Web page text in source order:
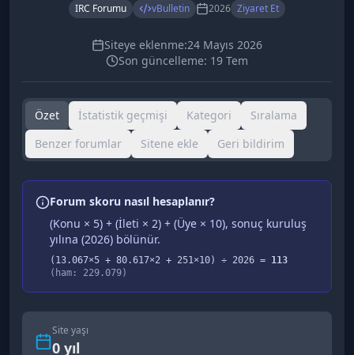
IRC Forumu vBulletin 2026 Ziyaret Et
Siteye eklenme:24 Mayıs 2026
Son güncelleme: 19 Tem
Özet İstatistik geçmişi Kategori
Sıralama
Benzer forumlar
Sitene ekle Geri bildirim
Forum skoru nasıl hesaplanır?
(Konu × 5) + (İleti × 2) + (Üye × 10), sonuç kuruluş
yılına (2026) bölünür.
( 13.067×5 + 80.617×2 + 251×10) ÷ 2026 = 113
(ham: 229.079)
Site yaşı
0 yıl